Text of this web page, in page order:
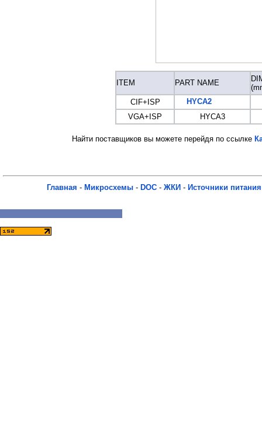
ITEM PART NAME
CIF+ISP
HYCA2
VGA+ISP
HYCA3
Найти поставщиков вы можете перейдя по ссылке
Главная - Микросхемы - DOC - ЖКИ - Источники питания